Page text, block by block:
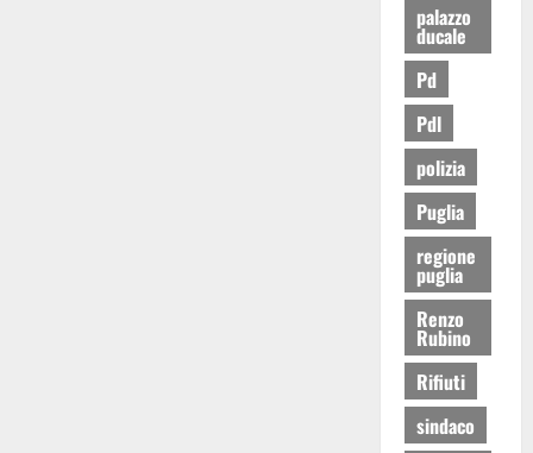
palazzo
ducale
Pd
Pdl
polizia
Puglia
regione
puglia
Renzo
Rubino
Rifiuti
sindaco